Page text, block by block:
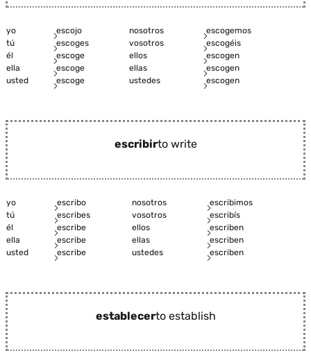
yo escojo nosotros
escogemos
tú
escoges vosotros
escogéis
él
escoge ellos
escogen
ella
escoge ellas
escogen
usted
escoge ustedes escogen
escribirto write
yo escribo nosotros
escribimos
tú
escribes vosotros
escribís
él
escribe ellos
escriben
ella
escribe ellas
escriben
usted
escribe ustedes escriben
establecerto establish